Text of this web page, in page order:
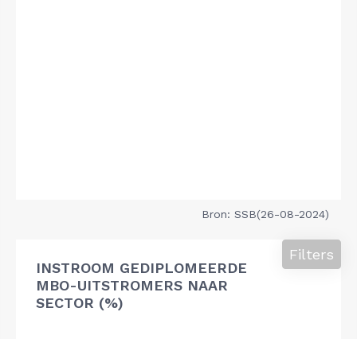
Bron: SSB(26-08-2024)
INSTROOM GEDIPLOMEERDE
MBO-UITSTROMERS NAAR
SECTOR (%)
Filters